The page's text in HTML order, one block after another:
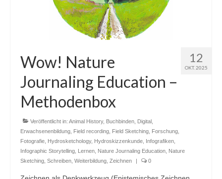
12
OKT. 2025
Wow! Nature
Journaling Education –
Methodenbox
Veröffentlicht in: Animal History, Buchbinden Digital
Erwachsenenbildung Field recording Field Sketching Forschung
Fotografie Hydrosketchology, Hydroskizzenkunde Infografiken
Infographic Storytelling Lernen Nature Journaling Education Nature
Sketching Schreiben Weiterbildung Zeichnen | 0